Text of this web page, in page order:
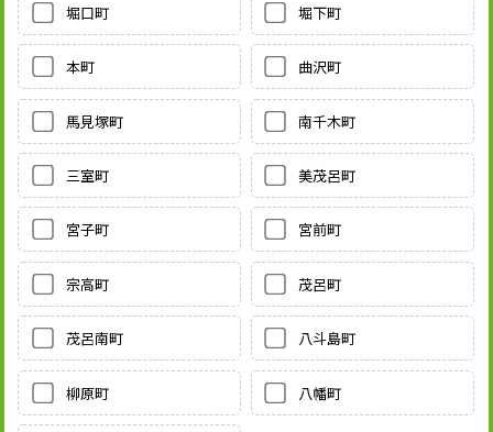
堀口町 堀下町
本町 曲沢町
馬見塚町 南千木町
三室町 美茂呂町
宮子町 宮前町
宗高町 茂呂町
茂呂南町 八斗島町
柳原町 八幡町